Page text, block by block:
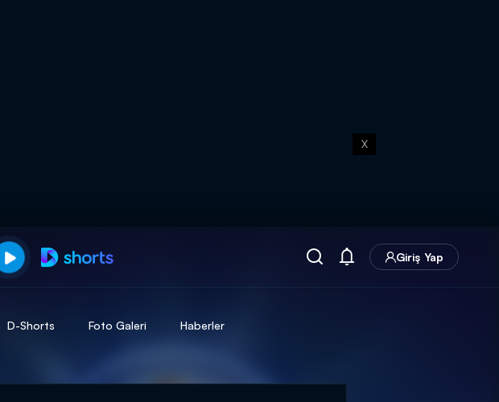
X
Giriş Yap
D-Shorts Foto Galeri Haberler